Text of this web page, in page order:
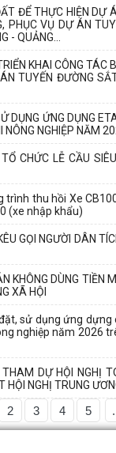
ĐỂ THỰC HIỆN DỰ
PHỤC VỤ DỰ ÁN
- QUẢNG...
KHAI CÔNG TÁC
TUYẾN ĐƯỜNG
DỤNG ỨNG DỤNG
NÔNG NGHIỆP NĂM
CHỨC LỄ CẦU
trình thu hồi Xe
(xe nhập khẩu)
GỌI NGƯỜI DÂN
KHÔNG DÙNG TIỀN
XÃ HỘI
sử dụng ứng
nghiệp năm 2026
DỰ HỘI NGHỊ
HỘI NGHỊ TRUNG
2 3 4 5